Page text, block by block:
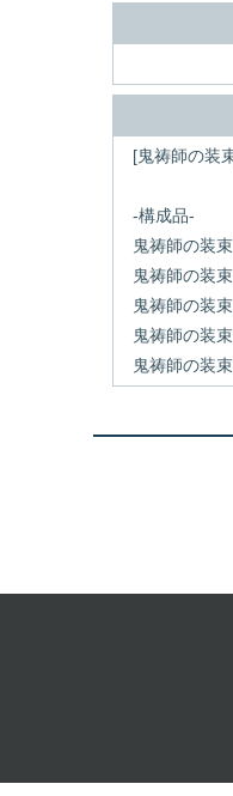
[鬼祷師の装
-構成品-
鬼祷師の装
鬼祷師の装
鬼祷師の装
鬼祷師の装
鬼祷師の装